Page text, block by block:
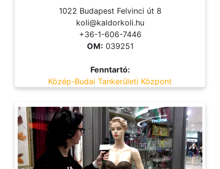
1022 Budapest Felvinci út 8
koli@kaldorkoli.hu
+36-1-606-7446
OM: 039251
Fenntartó:
Közép-Budai Tankerületi Központ